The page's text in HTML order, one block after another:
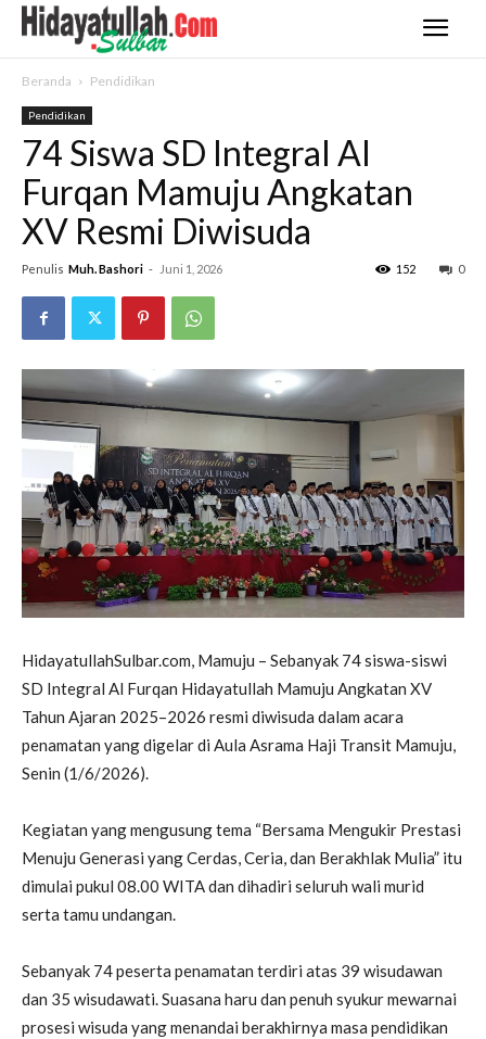
Beranda Pendidikan
Pendidikan
74 Siswa SD Integral Al
Furqan Mamuju Angkatan
XV Resmi Diwisuda
Penulis Muh. Bashori - Juni 1, 2026 0
152
HidayatullahSulbar.com, Mamuju – Sebanyak 74 siswa-siswi
SD Integral Al Furqan Hidayatullah Mamuju Angkatan XV
Tahun Ajaran 2025–2026 resmi diwisuda dalam acara
penamatan yang digelar di Aula Asrama Haji Transit Mamuju,
Senin (1/6/2026).
Kegiatan yang mengusung tema “Bersama Mengukir Prestasi
Menuju Generasi yang Cerdas, Ceria, dan Berakhlak Mulia” itu
dimulai pukul 08.00 WITA dan dihadiri seluruh wali murid
serta tamu undangan.
Sebanyak 74 peserta penamatan terdiri atas 39 wisudawan
dan 35 wisudawati. Suasana haru dan penuh syukur mewarnai
prosesi wisuda yang menandai berakhirnya masa pendidikan